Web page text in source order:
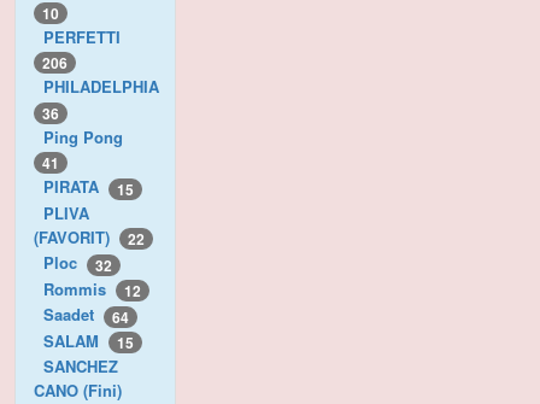
10
PERFETTI
206
PHILADELPHIA
36
Ping Pong
41
PIRATA 15
PLIVA
(FAVORIT)
22
Ploc 32
Rommis 12
Saadet 64
SALAM 15
SANCHEZ
CANO (Fini)